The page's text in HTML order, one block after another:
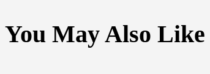
You May Also Like